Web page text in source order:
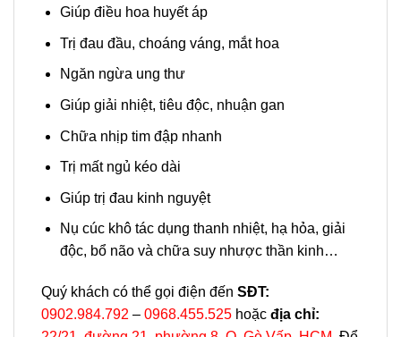
Giúp điều hoa huyết áp
Trị đau đầu, choáng váng, mắt hoa
Ngăn ngừa ung thư
Giúp giải nhiệt, tiêu độc, nhuận gan
Chữa nhịp tim đập nhanh
Trị mất ngủ kéo dài
Giúp trị đau kinh nguyệt
Nụ cúc khô tác dụng thanh nhiệt, hạ hỏa, giải
độc, bổ não và chữa suy nhược thần kinh…
Quý khách có thể gọi điện đến SĐT:
0902.984.792 – 0968.455.525 hoặc địa chỉ: